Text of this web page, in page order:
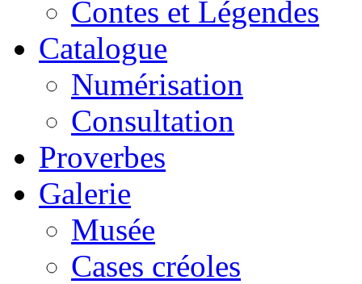
Contes et Légendes
Catalogue
Numérisation
Consultation
Proverbes
Galerie
Musée
Cases créoles